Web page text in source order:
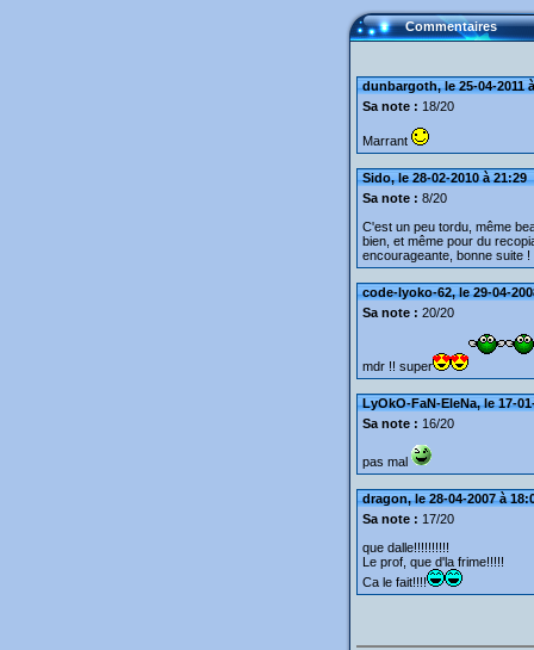
Commentaires
dunbargoth, le 25-04-2011
Sa note : 18/20
Marrant
Sido, le 28-02-2010 à 21:29
Sa note : 8/20
C'est un peu tordu, même
bien, et même pour du
encourageante, bonne suite !
code-lyoko-62, le 29-04-
Sa note : 20/20
mdr !! super
LyOkO-FaN-EleNa, le 17-
Sa note : 16/20
pas mal
dragon, le 28-04-2007 à
Sa note : 17/20
que dalle!!!!!!!!!!
Le prof, que d'la frime!!!!!
Ca le fait!!!!